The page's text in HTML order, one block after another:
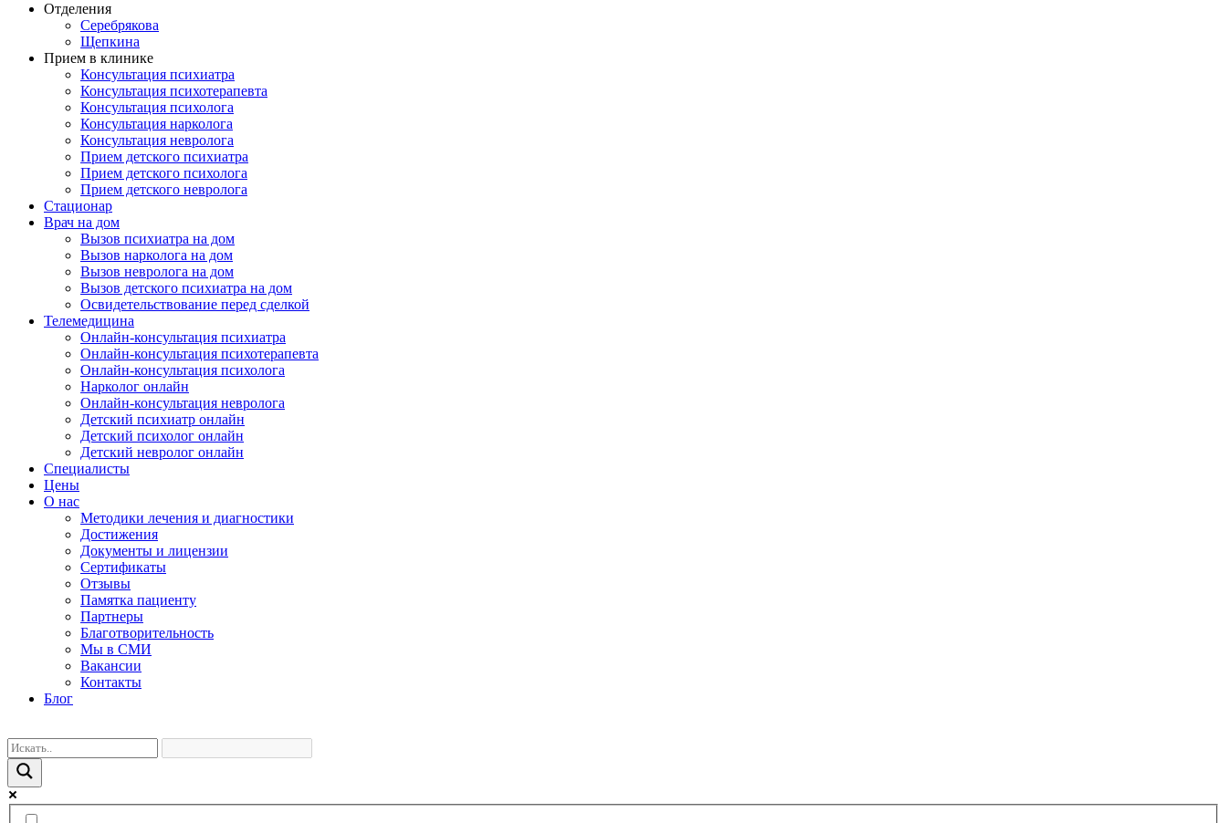
Отделения
Серебрякова
Щепкина
Прием в клинике
Консультация психиатра
Консультация психотерапевта
Консультация психолога
Консультация нарколога
Консультация невролога
Прием детского психиатра
Прием детского психолога
Прием детского невролога
Стационар
Врач на дом
Вызов психиатра на дом
Вызов нарколога на дом
Вызов невролога на дом
Вызов детского психиатра на дом
Освидетельствование перед сделкой
Телемедицина
Онлайн-консультация психиатра
Онлайн-консультация психотерапевта
Онлайн-консультация психолога
Нарколог онлайн
Онлайн-консультация невролога
Детский психиатр онлайн
Детский психолог онлайн
Детский невролог онлайн
Специалисты
Цены
О нас
Методики лечения и диагностики
Достижения
Документы и лицензии
Сертификаты
Отзывы
Памятка пациенту
Партнеры
Благотворительность
Мы в СМИ
Вакансии
Контакты
Блог